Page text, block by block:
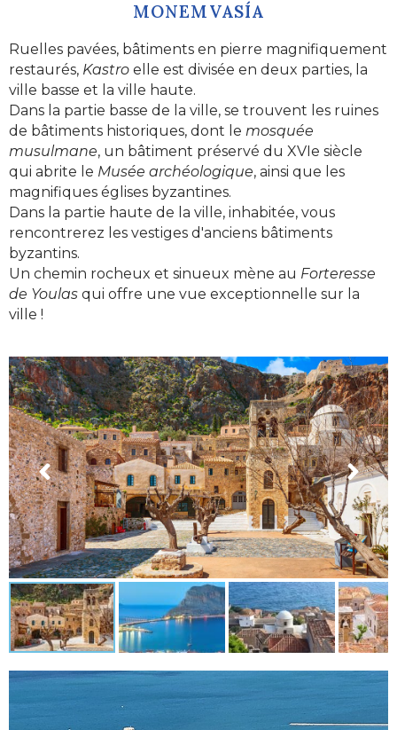
MONEMVASÍA
Ruelles pavées, bâtiments en pierre magnifiquement
restaurés, Kastro elle est divisée en deux parties, la
ville basse et la ville haute.
Dans la partie basse de la ville, se trouvent les ruines
de bâtiments historiques, dont le mosquée
musulmane, un bâtiment préservé du XVIe siècle
qui abrite le Musée archéologique, ainsi que les
magnifiques églises byzantines.
Dans la partie haute de la ville, inhabitée, vous
rencontrerez les vestiges d'anciens bâtiments
byzantins.
Un chemin rocheux et sinueux mène au Forteresse
de Youlas qui offre une vue exceptionnelle sur la
ville !